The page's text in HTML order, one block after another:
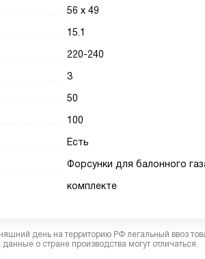
56 х 49
15.1
220-240
3
50
100
Есть
Форсунки для балонного
комплекте
день на территорию РФ легальный ввоз
о стране производства могут отличаться.